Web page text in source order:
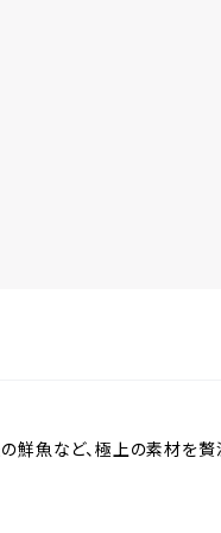
魚など、極上の素材を贅